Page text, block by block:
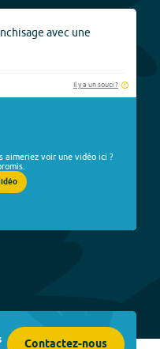
avec une
Il y a un souci ?
aimeriez voir une vidéo ici ?
Contactez-nous